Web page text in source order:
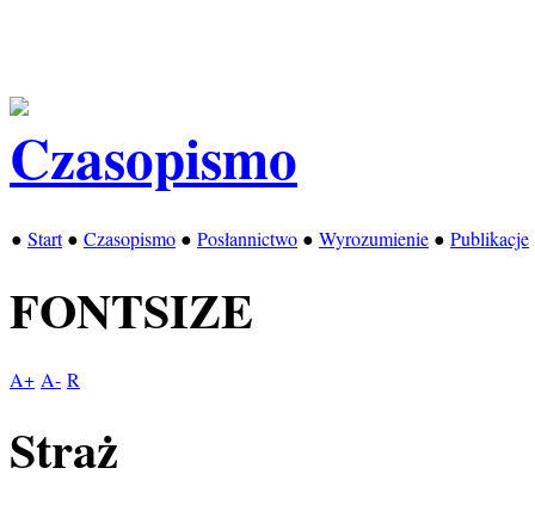
● Start● Czasopismo ● Posłannictwo ● Wyrozumienie ● Publikacje
FONTSIZE
A+ A- R
Straż